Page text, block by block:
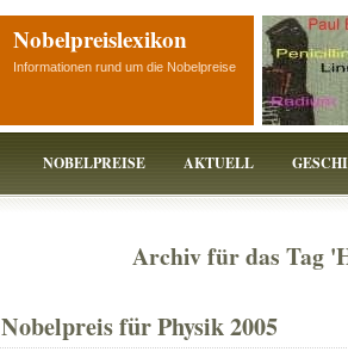
Nobelpreislexikon
Informationen rund um die Nobelpreise
NOBELPREISE AKTUELL
Archiv für das Tag
Nobelpreis für Physik 2005